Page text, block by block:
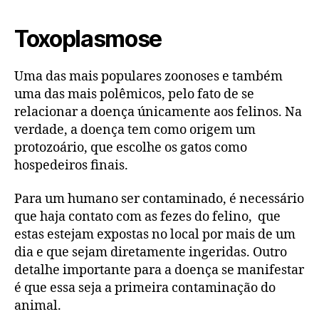
Toxoplasmose
Uma das mais populares zoonoses e também
uma das mais polêmicos, pelo fato de se
relacionar a doença únicamente aos felinos. Na
verdade, a doença tem como origem um
protozoário, que escolhe os gatos como
hospedeiros finais.
Para um humano ser contaminado, é necessário
que haja contato com as fezes do felino, que
estas estejam expostas no local por mais de um
dia e que sejam diretamente ingeridas. Outro
detalhe importante para a doença se manifestar
é que essa seja a primeira contaminação do
animal.